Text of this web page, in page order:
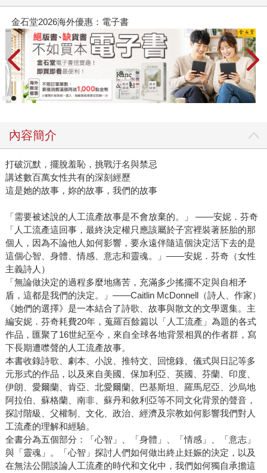
金石堂2026海外優惠：電子書
內容簡介
打破沉默，擺脫羞恥，挑戰汙名與禁忌
講述數百萬女性共有的深刻經歷
這是她的故事，妳的故事，我們的故事
「需要被述說的人工流產故事是不會放棄的。」 ——安妮．芬奇
「人工流產這回事，最終決定權只應該屬於子宮裡裝著胚胎的那
個人，因為不論他人如何影響，要永遠伴隨這個決定活下去的是
這個心智、身體、情感、意志和靈魂。」——安妮．芬奇（女性
主義詩人）
「無論做決定的過程多麼地痛苦，充滿多少搖擺不定與自相矛
盾，這都是我們的決定。」——Caitlin McDonnell（詩人、作家）
《她們的選擇》是一本結合了詩歌、故事與散文的文學選集。主
編安妮．芬奇耗費20年，蒐羅百餘篇以「人工流產」為題的各式
作品，匯聚了16世紀至今，來自全球各地背景相異的作者群，寫
下長期遭噤聲的人工流產故事。
本書收錄詩歌、劇本、小說、推特文、回憶錄、儀式與日記等多
元形式的作品，以及來自美國、保加利亞、英國、芬蘭、印度、
伊朗、愛爾蘭、肯亞、北愛爾蘭、巴基斯坦、羅馬尼亞、沙烏地
阿拉伯、蘇格蘭、南非、蘇丹和敘利亞等不同文化背景的聲音，
探討階級、父權制、文化、政治、經濟及宗教如何影響我們對人
工流產的理解和經驗。
全書分為五個部分：「心智」、「身體」、「情感」、「意志」
與「靈魂」。「心智」探討人們如何做出終止妊娠的決定，以及
在無法公開談論人工流產的時代和文化中，我們如何獨自承擔這